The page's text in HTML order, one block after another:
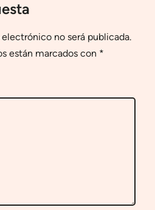
no será publicada.
están marcados con *